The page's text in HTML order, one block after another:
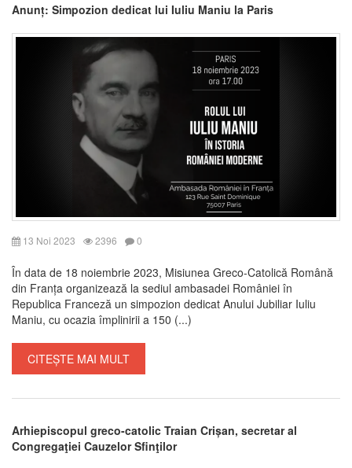
Anunț: Simpozion dedicat lui Iuliu Maniu la Paris
13 Noi 2023 2396 0
În data de 18 noiembrie 2023, Misiunea Greco-Catolică Română
din Franța organizează la sediul ambasadei României în
Republica Franceză un simpozion dedicat Anului Jubiliar Iuliu
Maniu, cu ocazia împlinirii a 150 (...)
CITEȘTE MAI MULT
Arhiepiscopul greco-catolic Traian Crișan, secretar al
Congregaţiei Cauzelor Sfinţilor